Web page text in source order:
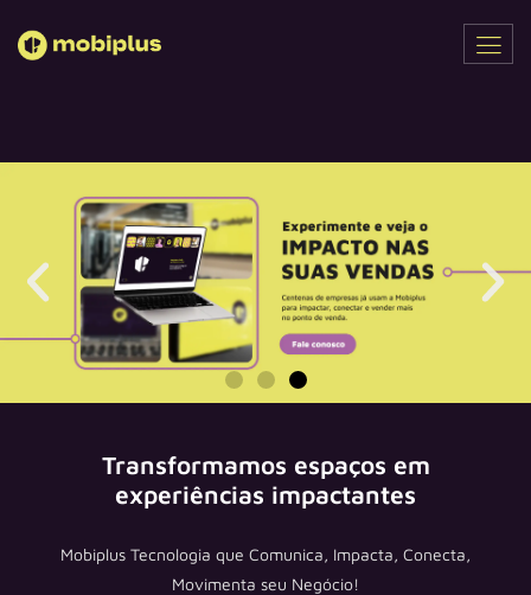
para
Transformamos espaços em
experiências impactantes
Mobiplus Tecnologia que Comunica, Impacta, Conecta,
Movimenta seu Negócio!